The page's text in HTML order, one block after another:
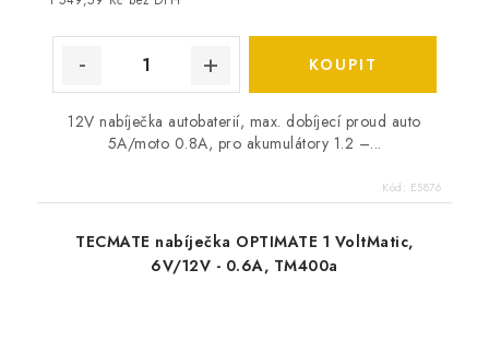
12V nabíječka autobaterií, max. dobíjecí proud auto
5A/moto 0.8A, pro akumulátory 1.2 –...
Kód: E5876
TECMATE nabíječka OPTIMATE 1 VoltMatic,
6V/12V - 0.6A, TM400a